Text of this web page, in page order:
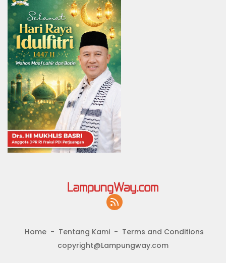
Home Tentang Kami
Terms and Conditions
copyright@Lampungway.com